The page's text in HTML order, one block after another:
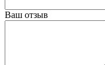
Ваш отзыв